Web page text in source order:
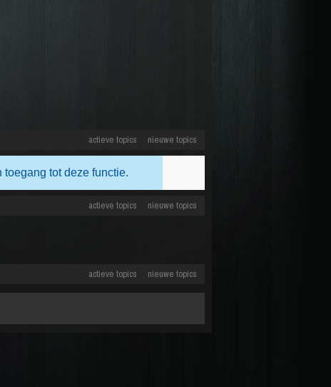
actieve topics nieuwe topics
toegang tot deze functie.
actieve topics nieuwe topics
actieve topics nieuwe topics